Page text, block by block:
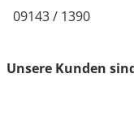
09143 / 1390
Unsere Kunden